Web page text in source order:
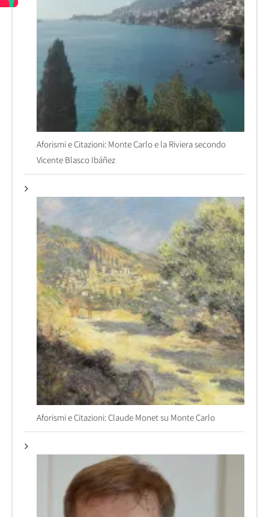
Aforismi e Citazioni: Monte Carlo e la Riviera secondo
Vicente Blasco Ibáñez
Aforismi e Citazioni: Claude Monet su Monte Carlo